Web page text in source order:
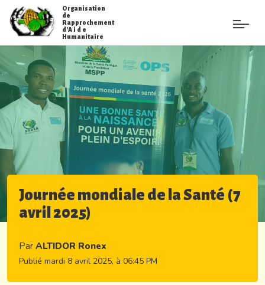
Organisation
de
Rapprochement
d'A i d e
Humanitaire
Journée mondiale de la Santé (7
avril 2025)
ParALTIDOR Ronex
Publié mardi 8 avril 2025, à 06:45 PM